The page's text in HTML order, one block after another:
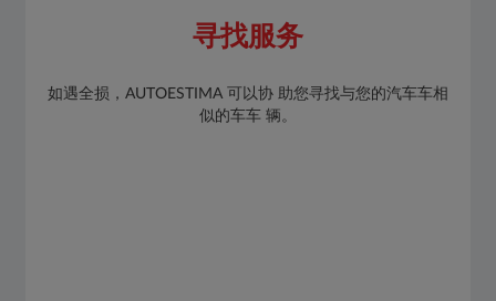
寻找服务
如遇全损，AUTOESTIMA 可以协 助您寻找与您的汽⻋车相
似的⻋车 辆。​